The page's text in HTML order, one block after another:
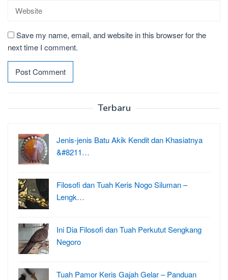
Save my name, email, and website in this browser for the
next time I comment.
Terbaru
Jenis-jenis Batu Akik Kendit dan Khasiatnya
&#8211…
Filosofi dan Tuah Keris Nogo Siluman –
Lengk…
Ini Dia Filosofi dan Tuah Perkutut Sengkang
Negoro
Tuah Pamor Keris Gajah Gelar – Panduan